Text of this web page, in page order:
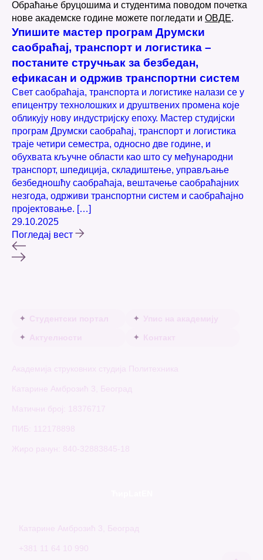
Обраћање бруцошима и студентима поводом почетка
нове академске године можете погледати и ОВДЕ.
Упишите мастер програм Друмски
саобраћај, транспорт и логистика –
постаните стручњак за безбедан,
ефикасан и одржив транспортни систем
Свет саобраћаја, транспорта и логистике налази се у
епицентру технолошких и друштвених промена које
обликују нову индустријску епоху. Мастер студијски
програм Друмски саобраћај, транспорт и логистика
траје четири семестра, односно две године, и
обухвата кључне области као што су међународни
транспорт, шпедиција, складиштење, управљање
безбедношћу саобраћаја, вештачење саобраћајних
незгода, одрживи транспортни систем и саобраћајно
пројектовање. […]
29.10.2025
Погледај вест
Студентски портал
Упис на академију
Актуелности
Контакт
Академија струковних студија Политехника
Катарине Амброзић 3, Београд
Матични број: 18376717
ПИБ: 112178898
Жиро рачун: 840-32883845-18
Катарине Амброзић 3, Београд
+381 11 64 10 990